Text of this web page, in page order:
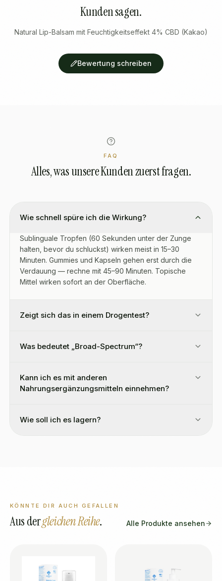
Kunden sagen.
Natural Lip-Balsam mit Feuchtigkeitseffekt 4% CBD (Kakao)
Bewertung schreiben
FAQ
Alles, was unsere Kunden zuerst fragen.
Wie schnell spüre ich die Wirkung?
Sublinguale Tropfen (60 Sekunden unter der Zunge
halten, bevor du schluckst) wirken meist in 15–30
Minuten. Gummies und Kapseln gehen erst durch die
Verdauung — rechne mit 45–90 Minuten. Topische
Mittel wirken sofort an der Oberfläche.
Zeigt sich das in einem Drogentest?
Was bedeutet „Broad-Spectrum“?
Kann ich es mit anderen
Nahrungsergänzungsmitteln einnehmen?
Wie soll ich es lagern?
KÖNNTE DIR AUCH GEFALLEN
Aus dergleichen Reihe. Alle Produkte ansehen